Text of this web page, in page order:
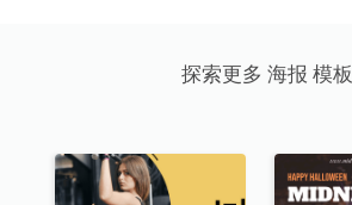
探索更多 海报 模板